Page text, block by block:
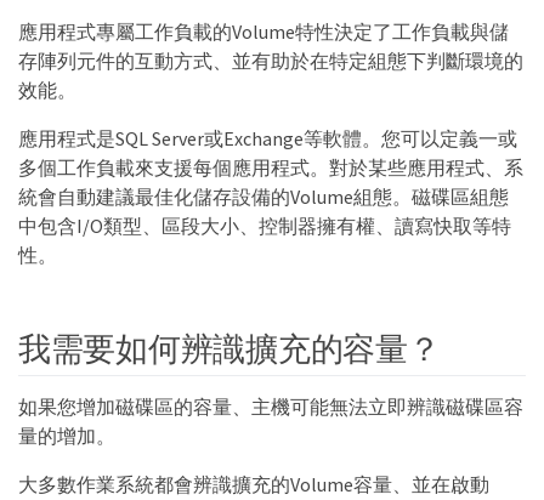
應用程式專屬工作負載的Volume特性決定了工作負載與儲
存陣列元件的互動方式、並有助於在特定組態下判斷環境的
效能。
應用程式是SQL Server或Exchange等軟體。您可以定義一或
多個工作負載來支援每個應用程式。對於某些應用程式、系
統會自動建議最佳化儲存設備的Volume組態。磁碟區組態
中包含I/O類型、區段大小、控制器擁有權、讀寫快取等特
性。
我需要如何辨識擴充的容量？
如果您增加磁碟區的容量、主機可能無法立即辨識磁碟區容
量的增加。
大多數作業系統都會辨識擴充的Volume容量、並在啟動